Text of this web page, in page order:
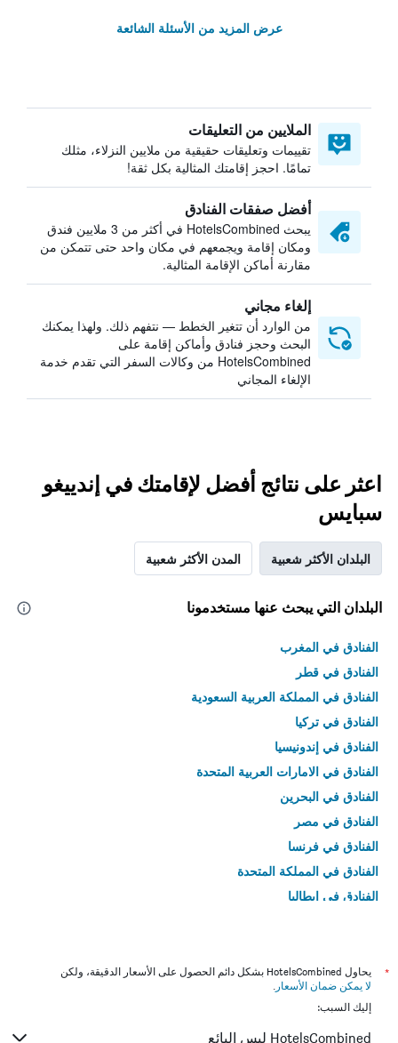
عرض المزيد من الأسئلة الشائعة
الملايين من التعليقات
تقييمات وتعليقات حقيقية من ملايين النزلاء، مثلك
تمامًا. احجز إقامتك المثالية بكل ثقة!
أفضل صفقات الفنادق
يبحث HotelsCombined في أكثر من 3 ملايين فندق
ومكان إقامة ويجمعهم في مكان واحد حتى تتمكن من
مقارنة أماكن الإقامة المثالية.
إلغاء مجاني
من الوارد أن تتغير الخطط — نتفهم ذلك. ولهذا يمكنك
البحث وحجز فنادق وأماكن إقامة على
HotelsCombined من وكالات السفر التي تقدم خدمة
الإلغاء المجاني
اعثر على نتائج أفضل لإقامتك في إندييغو
سبايس
البلدان الأكثر شعبية المدن الأكثر شعبية
البلدان التي يبحث عنها مستخدمونا
الفنادق في المغرب
الفنادق في قطر
الفنادق في المملكة العربية السعودية
الفنادق في تركيا
الفنادق في إندونيسيا
الفنادق في الامارات العربية المتحدة
الفنادق في البحرين
الفنادق في مصر
الفنادق في فرنسا
الفنادق في المملكة المتحدة
الفنادق في إيطاليا
*
يحاول HotelsCombined بشكل دائم الحصول على الأسعار الدقيقة، ولكن
لا يمكن ضمان الأسعار .
إليك السبب:
HotelsCombined ليس البائع